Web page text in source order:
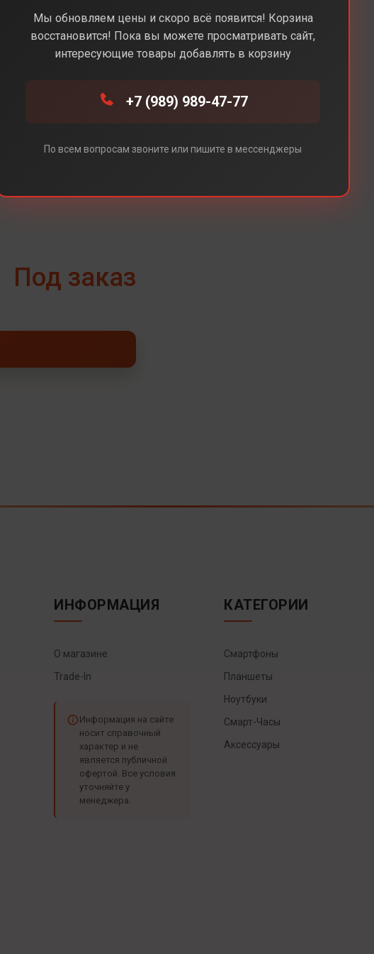
Под заказ
ИНФОРМАЦИЯ
О магазине
Trade-In
Информация на сайте
носит справочный
характер и не
является публичной
офертой. Все условия
уточняйте у
менеджера.
КАТЕГОРИИ
Смартфоны
Планшеты
Ноутбуки
Смарт-Часы
Аксессуары
Мы обновляем цены и скоро всё появится! Корзина
восстановится! Пока вы можете просматривать сайт,
интересующие товары добавлять в корзину
+7 (989) 989-47-77
По всем вопросам звоните или пишите в мессенджеры